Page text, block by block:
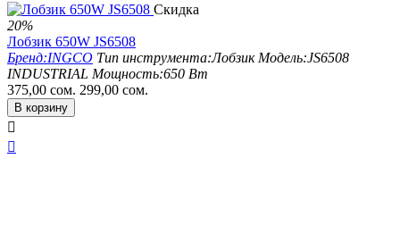
Скидка
20%
Лобзик 650W JS6508
Бренд:INGCO Тип инструмента:Лобзик Модель:JS6508
INDUSTRIAL Мощность:650 Вт
375,00 сом. 299,00 сом.
В корзину

